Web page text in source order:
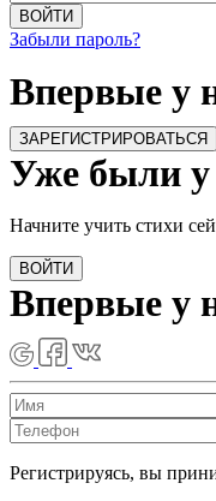
ВОЙТИ
Забыли пароль?
Впервые у
ЗАРЕГИСТРИРОВАТЬСЯ
Уже были у
Начните учить стихи
ВОЙТИ
Впервые у
Регистрируясь, вы